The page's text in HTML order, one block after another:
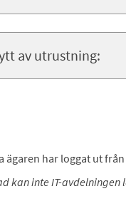
av utrustning:
ägaren har loggat ut
kan inte IT-